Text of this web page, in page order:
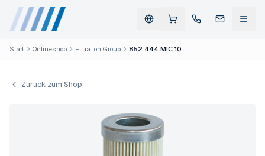
Start Onlineshop Filtration Group 852 444 MIC 10
Zurück zum Shop